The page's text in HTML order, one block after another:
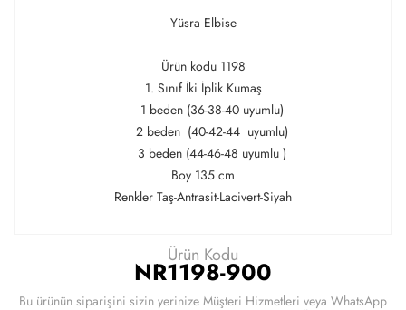
Yüsra Elbise
Ürün kodu 1198
1. Sınıf İki İplik Kumaş
1 beden (36-38-40 uyumlu)
2 beden (40-42-44 uyumlu)
3 beden (44-46-48 uyumlu )
Boy 135 cm
Renkler Taş-Antrasit-Lacivert-Siyah
Ürün Kodu
NR1198-900
Bu ürünün siparişini sizin yerinize Müşteri Hizmetleri veya WhatsApp